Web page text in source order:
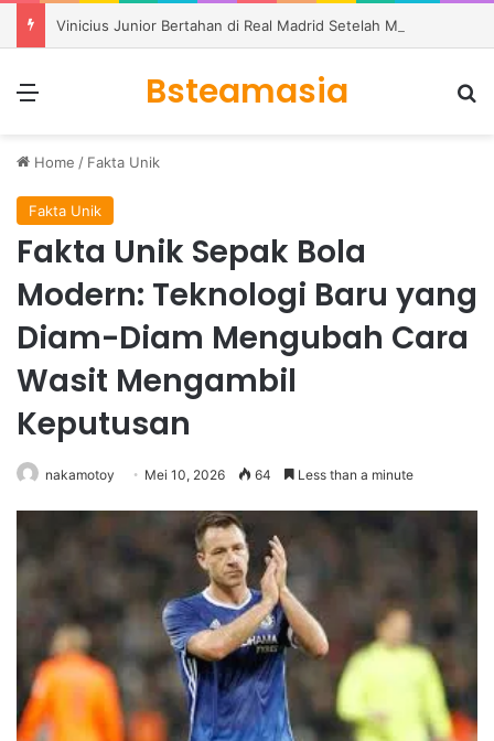
Bsteamasia
Home / Fakta Unik
Fakta Unik
Fakta Unik Sepak Bola
Modern: Teknologi Baru yang
Diam-Diam Mengubah Cara
Wasit Mengambil
Keputusan
nakamotoy Mei 10, 2026 64 Less than a minute